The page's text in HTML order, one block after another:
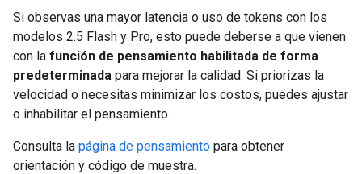
Si observas una mayor latencia o uso de tokens con los
modelos 2.5 Flash y Pro, esto puede deberse a que vienen
con la función de pensamiento habilitada de forma
predeterminada para mejorar la calidad. Si priorizas la
velocidad o necesitas minimizar los costos, puedes ajustar
o inhabilitar el pensamiento.
Consulta la página de pensamiento para obtener
orientación y código de muestra.